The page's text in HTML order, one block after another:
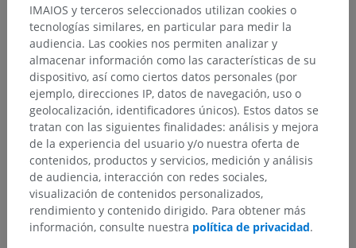
IMAIOS y terceros seleccionados utilizan cookies o
tecnologías similares, en particular para medir la
audiencia. Las cookies nos permiten analizar y
almacenar información como las características de su
dispositivo, así como ciertos datos personales (por
ejemplo, direcciones IP, datos de navegación, uso o
geolocalización, identificadores únicos). Estos datos se
tratan con las siguientes finalidades: análisis y mejora
de la experiencia del usuario y/o nuestra oferta de
contenidos, productos y servicios, medición y análisis
de audiencia, interacción con redes sociales,
visualización de contenidos personalizados,
rendimiento y contenido dirigido. Para obtener más
información, consulte nuestra política de privacidad.